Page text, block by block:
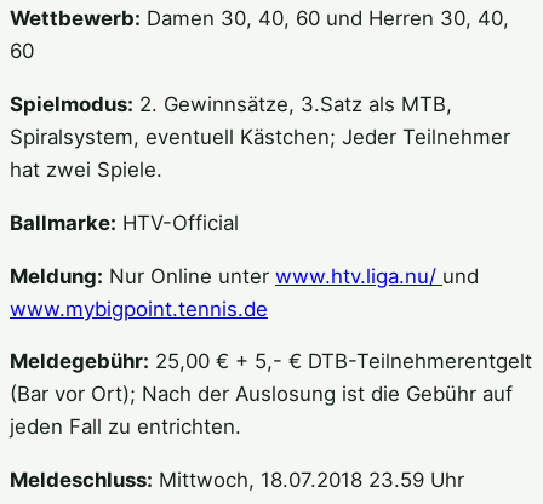
Wettbewerb: Damen 30, 40, 60 und Herren 30, 40,
60
Spielmodus: 2. Gewinnsätze, 3.Satz als MTB,
Spiralsystem, eventuell Kästchen; Jeder Teilnehmer
hat zwei Spiele.
Ballmarke: HTV-Official
Meldung: Nur Online unter www.htv.liga.nu/ und
www.mybigpoint.tennis.de
Meldegebühr: 25,00 € + 5,- € DTB-Teilnehmerentgelt
(Bar vor Ort); Nach der Auslosung ist die Gebühr auf
jeden Fall zu entrichten.
Meldeschluss: Mittwoch, 18.07.2018 23.59 Uhr